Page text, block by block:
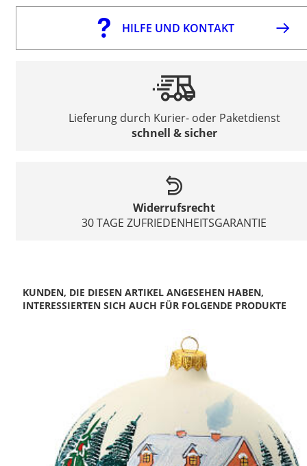
HILFE UND KONTAKT
Lieferung durch Kurier- oder Paketdienst
schnell & sicher
Widerrufsrecht
30 TAGE ZUFRIEDENHEITSGARANTIE
KUNDEN, DIE DIESEN ARTIKEL ANGESEHEN HABEN,
INTERESSIERTEN SICH AUCH FÜR FOLGENDE PRODUKTE